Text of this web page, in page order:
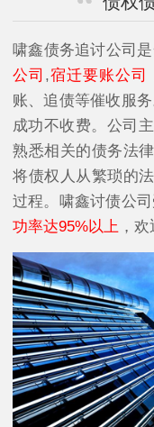
啸鑫债务追讨公司
公司 ,宿迁要账公司
账、追债等催收服
成功不收费。公司
熟悉相关的债务法
将债权人从繁琐的
过程。啸鑫讨债公
功率达95%以上 ，